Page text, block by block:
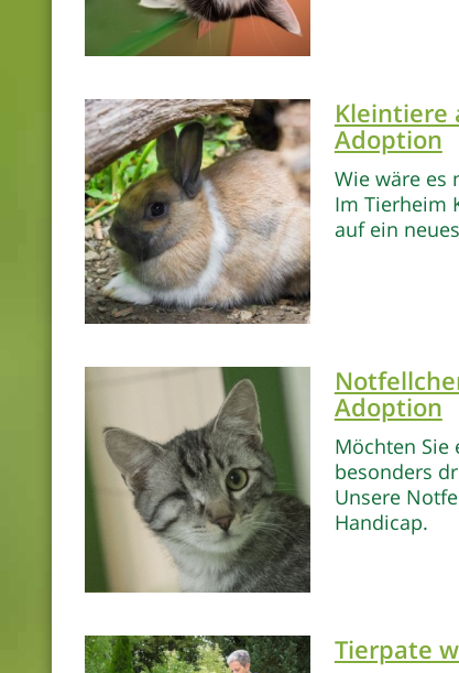
Kleintiere
Adoption
Wie wäre es
Im Tierheim
auf ein
Adoption
Möchten Sie
besonders
Unsere
Handicap.
Tierpate